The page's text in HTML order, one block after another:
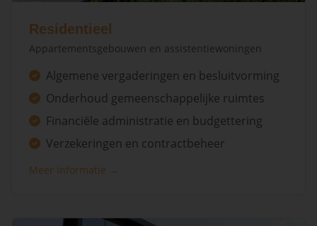
Residentieel
Appartementsgebouwen en assistentiewoningen
Algemene vergaderingen en besluitvorming
Onderhoud gemeenschappelijke ruimtes
Financiële administratie en budgettering
Verzekeringen en contractbeheer
Meer informatie →